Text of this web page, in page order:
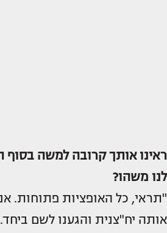
ראינו אותך קרובה למשה בסוף
לנו משהו?
"תראי, כל האופציות פתוחות.
אותה יח"צנית והגענו לשם